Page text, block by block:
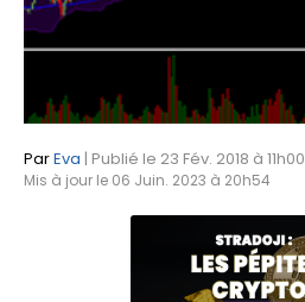
ParEva | Publié le 23 Fév. 2018 à 11h00
Mis à jour le 06 Juin. 2023 à 20h54